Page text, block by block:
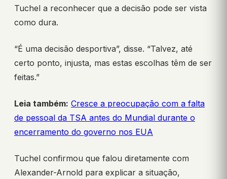
Tuchel a reconhecer que a decisão pode ser vista
como dura.
“É uma decisão desportiva”, disse. “Talvez, até
certo ponto, injusta, mas estas escolhas têm de ser
feitas.”
Leia também: Cresce a preocupação com a falta
de pessoal da TSA antes do Mundial durante o
encerramento do governo nos EUA
Tuchel confirmou que falou diretamente com
Alexander-Arnold para explicar a situação,